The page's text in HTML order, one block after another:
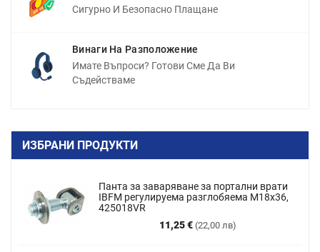
Сигурно И Безопасно Плащане
Винаги На Разположение
Имате Въпроси? Готови Сме Да Ви
Съдействаме
ИЗБРАНИ ПРОДУКТИ
Панта за заваряване за портални врати
IBFM регулируема разглобяема M18x36,
425018VR
11,25 € (22,00 лв)
Цена